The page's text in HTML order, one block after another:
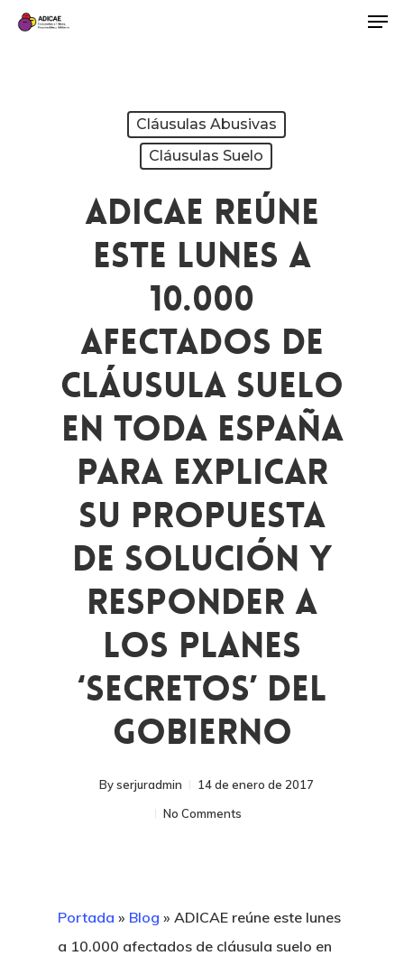
Cláusulas Abusivas
Cláusulas Suelo
ADICAE Reúne
Este Lunes A
10.000
Afectados De
Cláusula Suelo
En Toda España
Para Explicar
Su Propuesta
De Solución Y
Responder A
Los Planes
‘secretos’ Del
Gobierno
Byserjuradmin
14 de enero de 2017
No Comments
Portada » Blog » ADICAE reúne este lunes
a 10.000 afectados de cláusula suelo en